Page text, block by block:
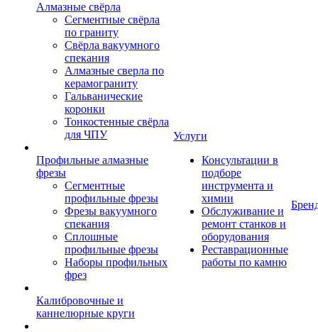
Алмазные свёрла
Сегментные свёрла
по граниту
Свёрла вакуумного
спекания
Алмазные сверла по
керамограниту
Гальванические
коронки
Тонкостенные свёрла
для ЧПУ
Профильные алмазные
фрезы
Сегментные
профильные фрезы
Фрезы вакуумного
спекания
Сплошные
профильные фрезы
Наборы профильных
фрез
Калибровочные и
каннелюрные круги
Услуги
Консультации в
подборе
инструмента и
химии
Обслуживание и
ремонт станков и
оборудования
Реставрационные
работы по камню